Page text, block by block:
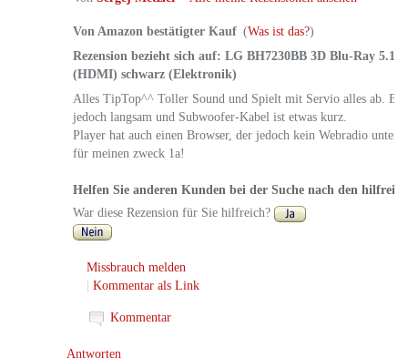
Von Amazon bestätigter Kauf (Was ist das?)
Rezension bezieht sich auf: LG BH7230BB 3D Blu-Ray 5.1
(HDMI) schwarz (Elektronik)
Alles TipTop^^ Toller Sound und Spielt mit Servio alles ab.
jedoch langsam und Subwoofer-Kabel ist etwas kurz.
Player hat auch einen Browser, der jedoch kein Webradio
für meinen zweck 1a!
Helfen Sie anderen Kunden bei der Suche nach den
War diese Rezension für Sie hilfreich?
Missbrauch melden
Kommentar als Link
Kommentar
Antworten